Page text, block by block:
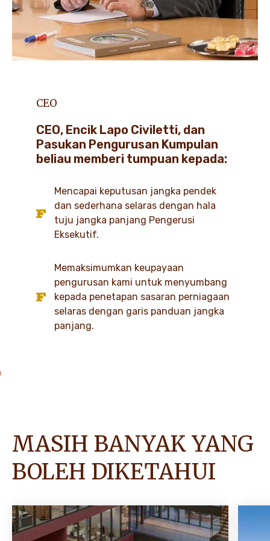
CEO
CEO, Encik Lapo Civiletti, dan
Pasukan Pengurusan Kumpulan
beliau memberi tumpuan kepada:
Mencapai keputusan jangka pendek
dan sederhana selaras dengan hala
tuju jangka panjang Pengerusi
Eksekutif.
Memaksimumkan keupayaan
pengurusan kami untuk menyumbang
kepada penetapan sasaran perniagaan
selaras dengan garis panduan jangka
panjang.
MASIH BANYAK YANG
BOLEH DIKETAHUI